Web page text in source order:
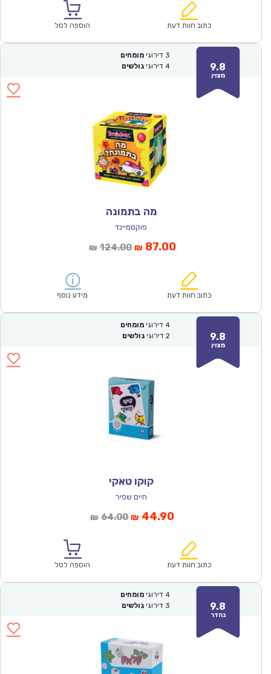
₪171.00.
הוא:
כתוב חוות דעת הוספה לסל
9.8
מצוין
3 דירוגי מומחים
4 דירוגי גולשים
מה בתמונה
פוקסמיינד
₪ 124.00המחיר
₪124.00.
₪ 87.00המחיר
הוא:
כתוב חוות דעת מידע נוסף
9.8
מצוין
4 דירוגי מומחים
2 דירוגי גולשים
קוקו טאקי
חיים שפיר
₪ 64.00המחיר
₪64.00.
₪ 44.90המחיר
הוא:
כתוב חוות דעת הוספה לסל
9.8
נהדר
4 דירוגי מומחים
3 דירוגי גולשים